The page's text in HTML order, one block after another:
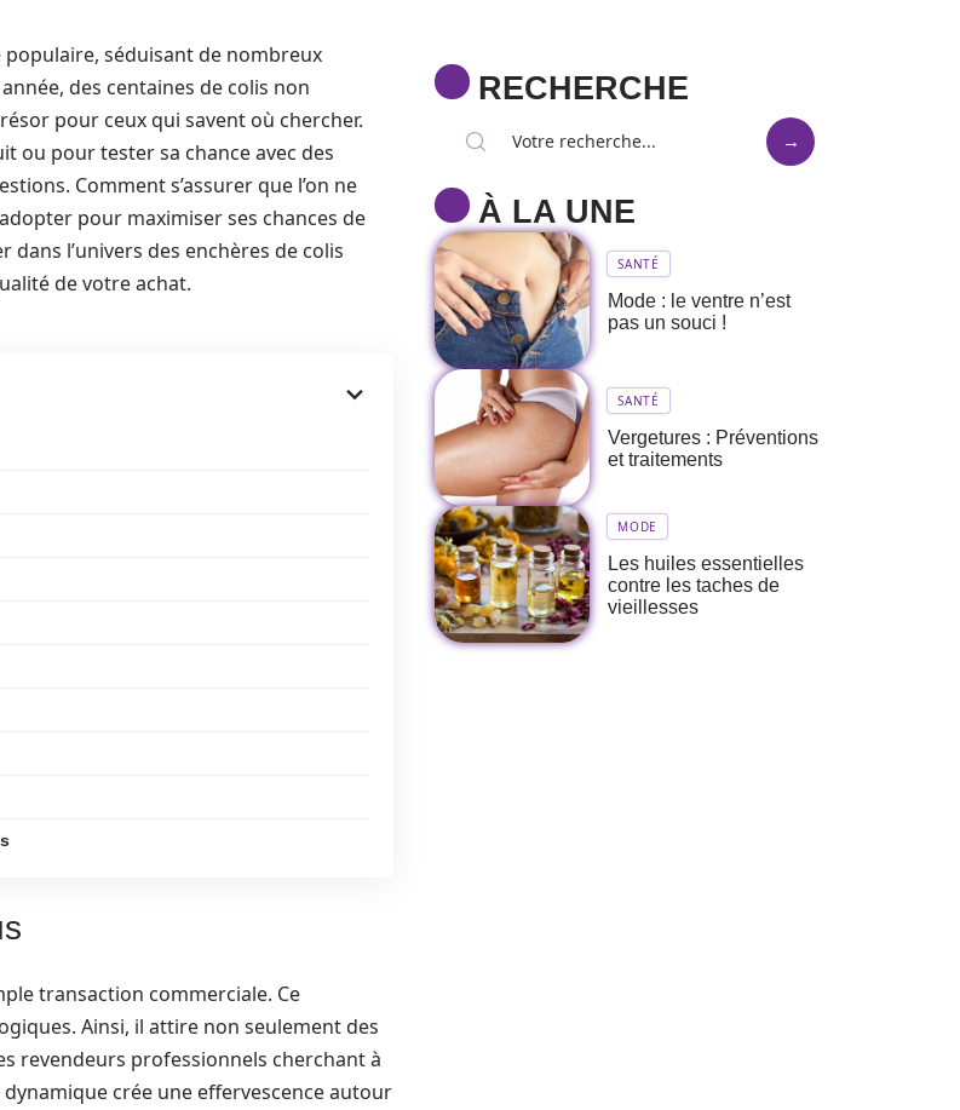
populaire, séduisant de nombreux
des centaines de colis non
pour ceux qui savent où chercher.
ou pour tester sa chance avec des
Comment s’assurer que l’on ne
pour maximiser ses chances de
l’univers des enchères de colis
de votre achat.
transaction commerciale. Ce
Ainsi, il attire non seulement des
revendeurs professionnels cherchant à
crée une effervescence autour
RECHERCHE
À LA UNE
SANTÉ
Mode : le ventre n’est
pas un souci !
SANTÉ
Vergetures : Préventions
et traitements
MODE
Les huiles essentielles
contre les taches de
vieillesses